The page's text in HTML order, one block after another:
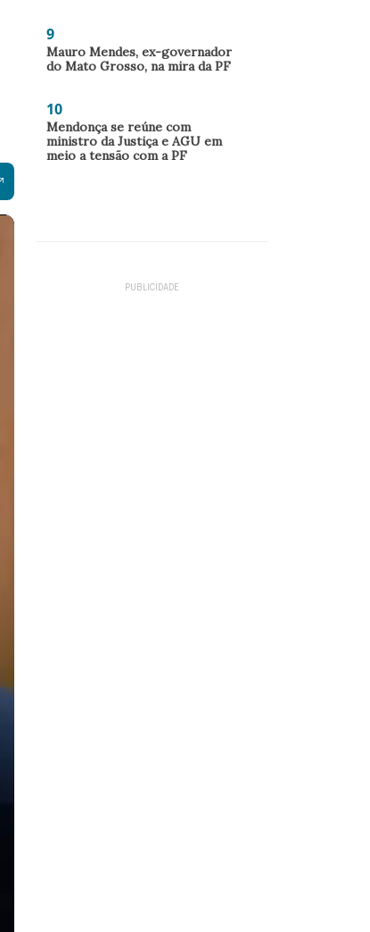
9
Mauro Mendes, ex-governador
do Mato Grosso, na mira da PF
10
Mendonça se reúne com
ministro da Justiça e AGU em
meio a tensão com a PF